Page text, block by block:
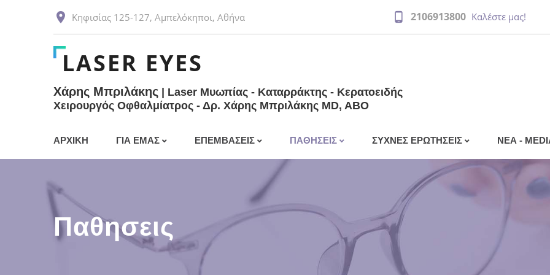
Κηφισίας 125-127, Αμπελόκηποι, Αθήνα 2106913800 Καλέστε μας!
LASER EYES
Χάρης Μπριλάκης | Laser Μυωπίας - Καταρράκτης - Κερατοειδής
Χειρουργός Οφθαλμίατρος - Δρ. Χάρης Μπριλάκης MD, ABO
ΑΡΧΙΚΗ ΓΙΑ ΕΜΑΣ
Αμπελόκηποι
ΕΠΕΜΒΆΣΕΙΣ
Διαθλαστική χειρουργική και
Λέιζερ μυωπίας
Στεάτιο στο μάτι
ΠΑΘΗΣΕΙΣ
Δακρύρροια
Επιπεφυκίτιδα
ΣΥΧΝΕΣ ΕΡΩΤΗΣΕΙΣ
Μετεγχειρητικές Οδηγίες
Καταρράκτη
Μετεγχειρητικές Οδηγίες Laser
ΝΕΑ -
TV - Radio
Παθησεις